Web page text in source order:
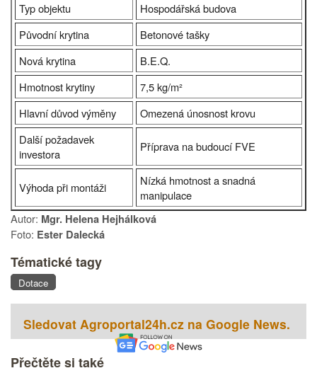
Typ objektu
Hospodářská budova
Původní krytina
Betonové tašky
Nová krytina
B.E.Q.
Hmotnost krytiny
7,5 kg/m²
Hlavní důvod výměny
Omezená únosnost krovu
Další požadavek
investora
Příprava na budoucí FVE
Výhoda při montáži
Nízká hmotnost a snadná
manipulace
Autor: Mgr. Helena Hejhálková
Foto: Ester Dalecká
Tématické tagy
Dotace
Sledovat Agroportal24h.cz na Google News.
Přečtěte si také